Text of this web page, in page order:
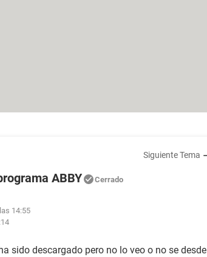
Siguiente Tema
ABBY Cerrado
14:55
sido descargado pero no lo veo o no se desde